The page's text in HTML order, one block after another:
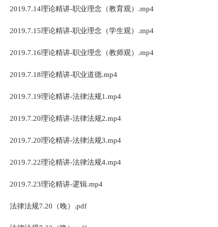
2019.7.14理论精讲-职业理念（教育观）.mp4
2019.7.15理论精讲-职业理念（学生观）.mp4
2019.7.16理论精讲-职业理念（教师观）.mp4
2019.7.18理论精讲-职业道德.mp4
2019.7.19理论精讲-法律法规1.mp4
2019.7.20理论精讲-法律法规2.mp4
2019.7.20理论精讲-法律法规3.mp4
2019.7.22理论精讲-法律法规4.mp4
2019.7.23理论精讲-逻辑.mp4
法律法规7.20（晚）.pdf